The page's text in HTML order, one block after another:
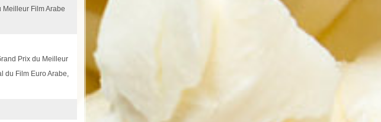
Film Arabe
Prix du Meilleur
du Film Euro Arabe,